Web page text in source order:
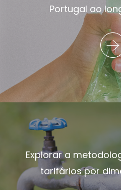
Portugal ao
Explorar a
tarifários por